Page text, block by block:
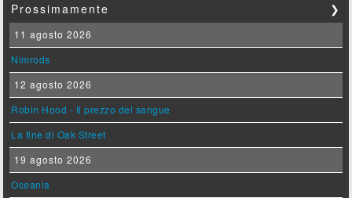
Prossimamente ❯
11 agosto 2026
Nimrods
12 agosto 2026
Robin Hood - Il prezzo del sangue
La fine di Oak Street
19 agosto 2026
Oceania